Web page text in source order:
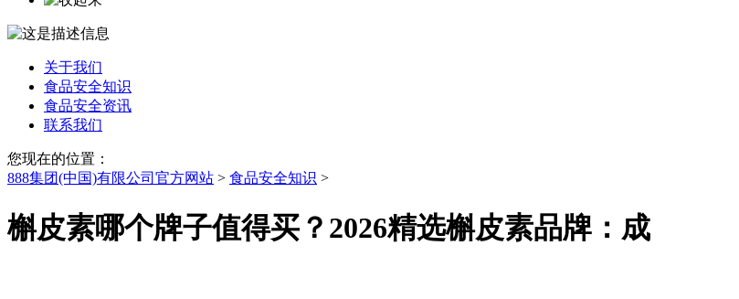
关于我们
食品安全知识
食品安全资讯
联系我们
您现在的位置：
888集团(中国)有限公司官方网站 > 食品安全知识 >
槲皮素哪个牌子值得买？2026精选槲皮素品牌：成